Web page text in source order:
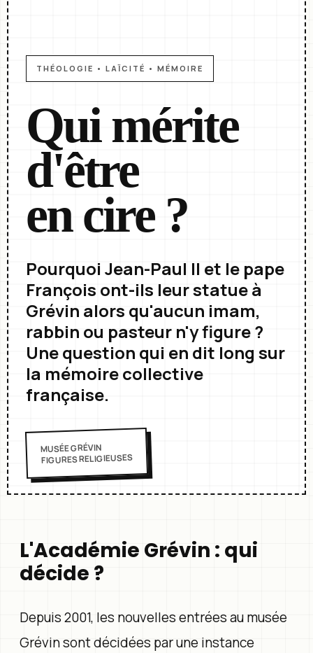
THÉOLOGIE • LAÏCITÉ • MÉMOIRE
Qui mérite
d'être
en cire ?
Pourquoi Jean-Paul II et le pape
François ont-ils leur statue à
Grévin alors qu'aucun imam,
rabbin ou pasteur n'y figure ?
Une question qui en dit long sur
la mémoire collective
française.
MUSÉE GRÉVIN
FIGURES RELIGIEUSES
L'Académie Grévin : qui
décide ?
Depuis 2001, les nouvelles entrées au musée
Grévin sont décidées par une instance